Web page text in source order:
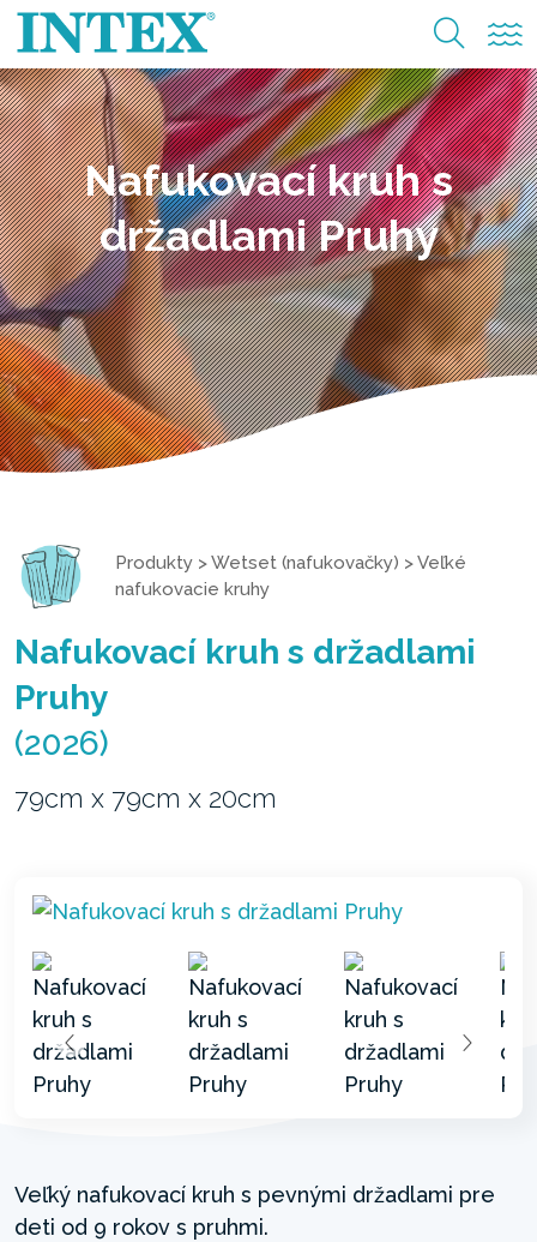
Nafukovací kruh s
držadlami Pruhy
Produkty >Wetset (nafukovačky) >Veľké
nafukovacie kruhy
Nafukovací kruh s držadlami
Pruhy
(2026)
79cm x 79cm x 20cm
Veľký nafukovací kruh s pevnými držadlami pre
deti od 9 rokov s pruhmi.